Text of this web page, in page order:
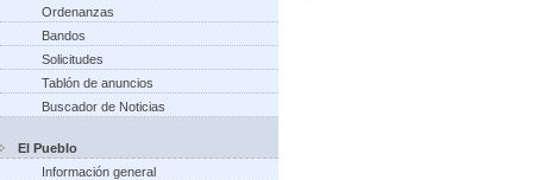
Ordenanzas
Bandos
Solicitudes
Tablón de anuncios
Buscador de Noticias
El Pueblo
Información general